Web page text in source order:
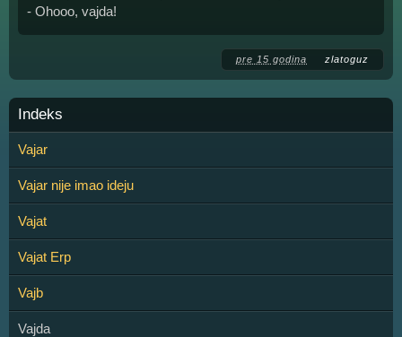
- Ohooo, vajda!
pre 15 godina zlatoguz
Indeks
Vajar
Vajar nije imao ideju
Vajat
Vajat Erp
Vajb
Vajda